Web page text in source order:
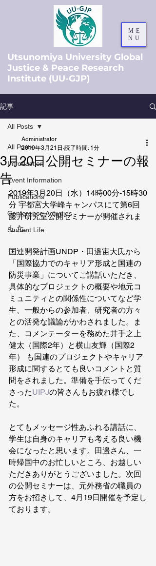
ME
NU
Utsunomiya University Global
Justice & Peace Research
Institute (UU-GJP)
記事
All Posts
Introduction
Event Information
Publications
Conference Activities
Student Life
All Posts
3月20日公開セミナーの報
告
Administrator
2019年3月21日 読了時間: 1分
2019年3月20日（水）14時00分-15時30
分 宇都宮大学峰キャンパスにて第6回
藤井研究室公開セミナーが開催されま
した。
国連開発計画UNDP・田邉宙大氏から
「国際協力でのキャリア形成と国連の
防災事業」についてご講話いただき、
具体的なプロジェクトの概要や地元コ
ミュニティとの関係性についてなど学
生、一般からの参加者、研究者の方々
との活発な議論がかわされました。ま
た、コメンテーターを務めた井手之上
健太（国際2年）と横山友輝（国際2
年） も国連のプロジェクトやキャリア
形成に関するとても良いコメントと質
問をされました。準備を手伝ってくだ
さったUIPJの皆さんもお疲れ様でし
た。
とてもメッセージ性あふれる講話に、
学生は自身のキャリアも考える良い機
会になったと思います。田邉さん、一
時帰国中のお忙しいところ、お越しい
ただきありがとうございました。次回
の公開セミナーは、元外務省の職員の
方をお招きして、4月19日開催を予定し
ております。